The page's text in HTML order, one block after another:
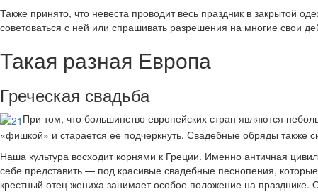
Также принято, что невеста проводит весь праздник в закрытой
советоваться с ней или спрашивать разрешения на многие свои
Такая разная Европа
Греческая свадьба
При том, что большинство европейских стран являются
«фишкой» и старается ее подчеркнуть. Свадебные обряды также
Наша культура восходит корнями к Греции. Именно античная
себе представить — под красивые свадебные песнопения,
крестный отец жениха занимает особое положение на